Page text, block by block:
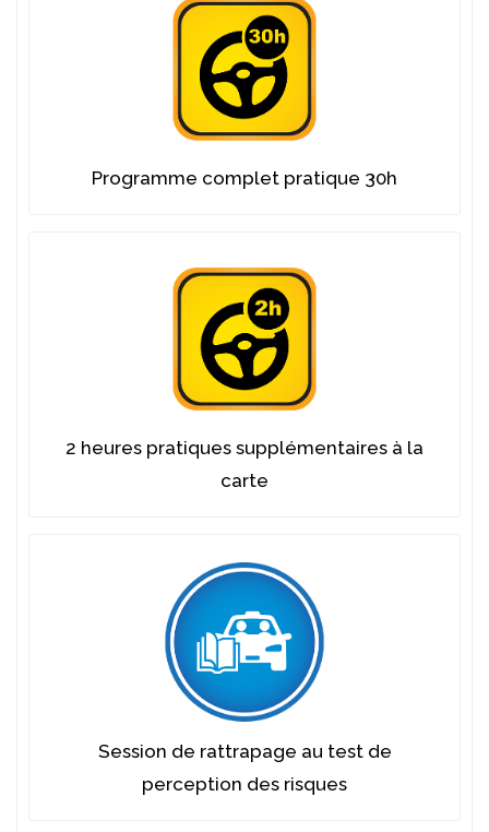
Programme complet pratique 30h
2 heures pratiques supplémentaires à la
carte
Session de rattrapage au test de
perception des risques